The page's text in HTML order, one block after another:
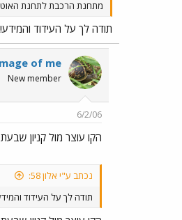
מתחנת הרכבת לתחנת
תודה לך על העידוד והמידע!
of me
New member
6/2/06
הקו עוצר מול קניון
נכתב ע"י אלון 58:
תודה לך על העידוד